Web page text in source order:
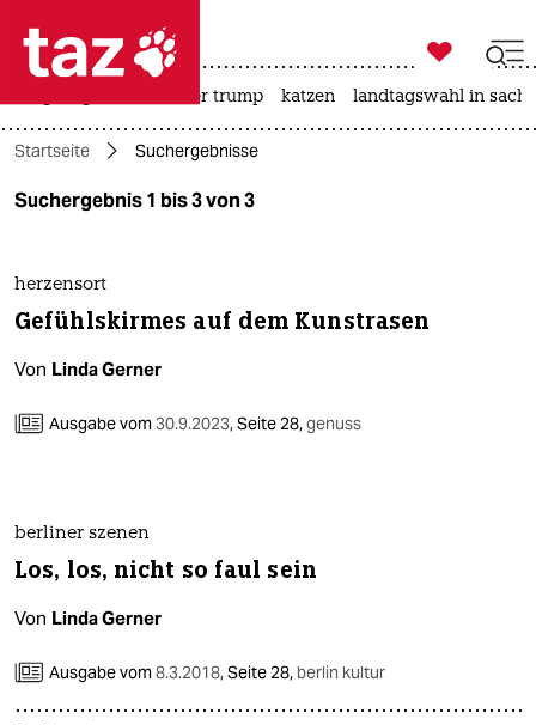
 taz zahl ich
taz zahl ich
themen
politik
öko
gesellschaft
kultur
berlin
nord

taz zahl ich
usa unter trump katzen landtagswahl in
Startseite Suchergebnisse
Suchergebnis 1 bis 3 von 3
herzensort
Gefühlskirmes auf dem Kunstrasen
Von Linda Gerner
Ausgabe vom30.9.2023,Seite 28,genuss
berliner szenen
Los, los, nicht so faul sein
Von Linda Gerner
Ausgabe vom8.3.2018,Seite 28, berlin kultur